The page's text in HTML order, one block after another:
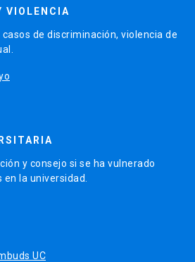
VIOLENCIA
de discriminación, violencia de
y consejo si se ha vulnerado
en la universidad.
UC